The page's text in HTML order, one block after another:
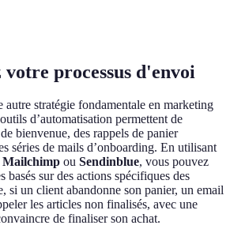
votre processus d'envoi
autre stratégie fondamentale en marketing
d’automatisation permettent de
bienvenue, des rappels de panier
séries de mails d’onboarding. En utilisant
Mailchimp ou Sendinblue, vous pouvez
basés sur des actions spécifiques des
si un client abandonne son panier, un email
les articles non finalisés, avec une
de finaliser son achat.